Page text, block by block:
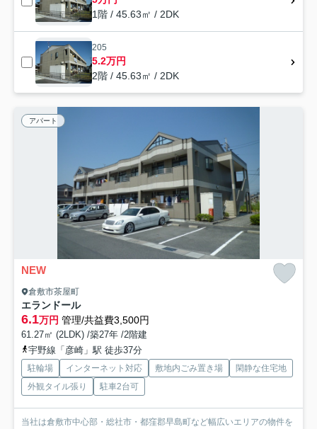
1階 / 45.63㎡ / 2DK
205
5.2万円
2階 / 45.63㎡ / 2DK
アパート
NEW
倉敷市茶屋町
エランドール
6.1万円 管理/共益費3,500円
61.27㎡ (2LDK) /築27年 /2階建
宇野線「彦崎」駅 徒歩37分
駐輪場 インターネット対応 敷地内ごみ置き場
閑静な住宅地
外観タイル張り
駐車2台可
当社は倉敷市中心部・総社市・都窪郡早島町など幅広いエリアの物件を